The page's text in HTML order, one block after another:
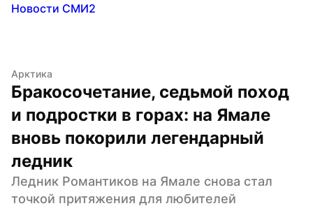
Новости СМИ2
Арктика
Бракосочетание, седьмой поход
и подростки в горах: на Ямале
вновь покорили легендарный
ледник
Ледник Романтиков на Ямале снова стал
точкой притяжения для любителей